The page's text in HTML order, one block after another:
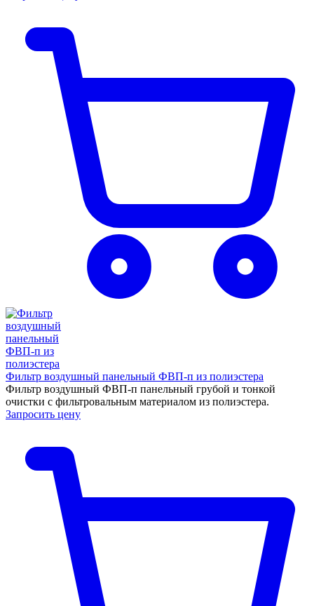
Фильтр воздушный панельный ФВП-п из полиэстера
Фильтр воздушный ФВП-п панельный грубой и тонкой
очистки с фильтровальным материалом из полиэстера.
Запросить цену